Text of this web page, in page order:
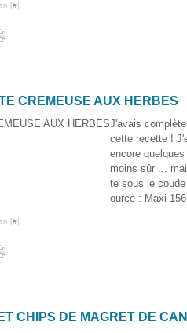
[#]
CREMEUSE AUX HERBES
J'avais
cette recette !
encore
moins sûr ...
te sous le
ource : Maxi
[#]
CHIPS DE MAGRET DE